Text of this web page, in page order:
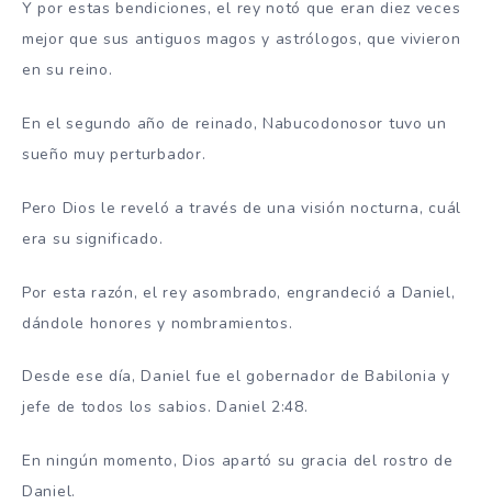
Y por estas bendiciones, el rey notó que eran diez veces
mejor que sus antiguos magos y astrólogos, que vivieron
en su reino.
En el segundo año de reinado, Nabucodonosor tuvo un
sueño muy perturbador.
Pero Dios le reveló a través de una visión nocturna, cuál
era su significado.
Por esta razón, el rey asombrado, engrandeció a Daniel,
dándole honores y nombramientos.
Desde ese día, Daniel fue el gobernador de Babilonia y
jefe de todos los sabios. Daniel 2:48.
En ningún momento, Dios apartó su gracia del rostro de
Daniel.